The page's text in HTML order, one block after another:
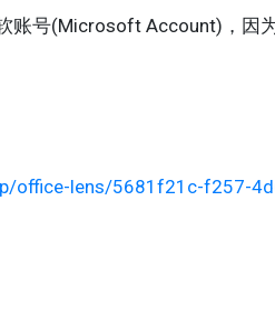
账号(Microsoft Account)，因
office-lens/5681f21c-f257-